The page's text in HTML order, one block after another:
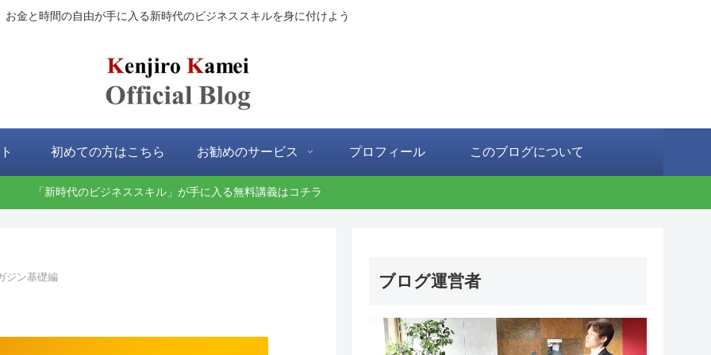
お金と時間の自由が手に入る新時代のビジネススキルを身に付けよう
初めての方はこちら お勧めのサービス プロフィール このブログについて
「新時代のビジネススキル」が手に入る無料講義はコチラ
ジン基礎編 ブログ運営者